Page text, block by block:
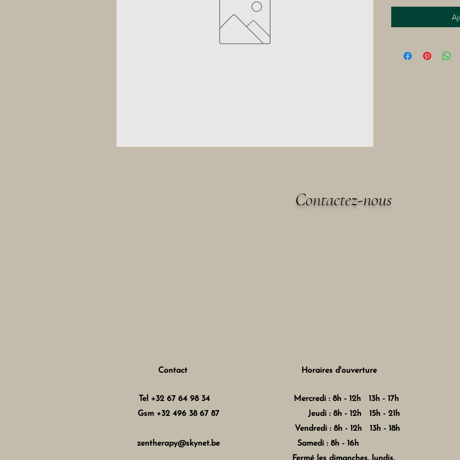
Contactez-nous
Contact
Tel +32 67 64 98 34
Gsm +32 496 38 67 87
zentherapy@skynet.be
Horaires d'ouverture
Mercredi : 8h - 12h 13h - 17h
Jeudi : 8h - 12h 15h - 21h
Vendredi : 8h - 12h 13h - 18h
Samedi : 8h - 16h